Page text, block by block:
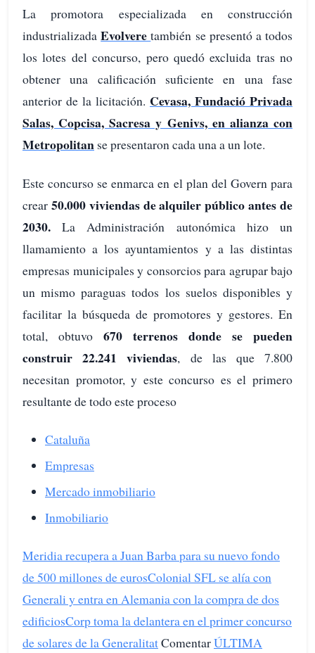
La promotora especializada en construcción
industrializadaEvolveretambién se presentó a todos
los lotes del concurso, pero quedó excluida tras no
obtener una calificación suficiente en una fase
anterior de la licitación. Cevasa, Fundació Privada
Salas, Copcisa, Sacresa y Genivs, en alianza con
Metropolitan se presentaron cada una a un lote.
Este concurso se enmarca en el plan del Govern para
crear 50.000 viviendas de alquiler público antes de
2030. La Administración autonómica hizo un
llamamiento a los ayuntamientos y a las distintas
empresas municipales y consorcios para agrupar bajo
un mismo paraguas todos los suelos disponibles y
facilitar la búsqueda de promotores y gestores. En
total, obtuvo 670 terrenos donde se pueden
construir 22.241 viviendas, de las que 7.800
necesitan promotor, y este concurso es el primero
resultante de todo este proceso
Cataluña
Empresas
Mercado inmobiliario
Inmobiliario
Meridia recupera a Juan Barba para su nuevo fondo
de 500 millones de eurosColonial SFL se alía con
Generali y entra en Alemania con la compra de dos
edificiosCorp toma la delantera en el primer concurso
de solares de la GeneralitatComentarÚLTIMA